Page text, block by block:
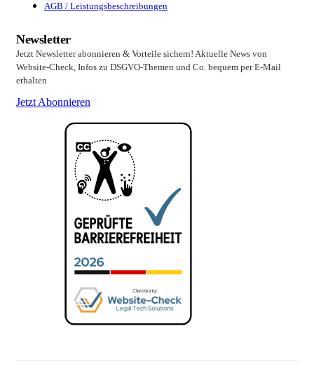
AGB / Leistungsbeschreibungen
Newsletter
Jetzt Newsletter abonnieren & Vorteile sichern! Aktuelle News von
Website-Check, Infos zu DSGVO-Themen und Co. bequem per E-Mail
erhalten
Jetzt Abonnieren